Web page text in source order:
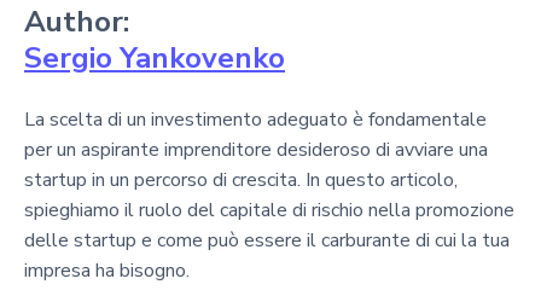
Author:
Sergio Yankovenko
La scelta di un investimento adeguato è fondamentale
per un aspirante imprenditore desideroso di avviare una
startup in un percorso di crescita. In questo articolo,
spieghiamo il ruolo del capitale di rischio nella promozione
delle startup e come può essere il carburante di cui la tua
impresa ha bisogno.